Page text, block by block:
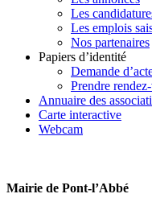
Les
Les emplois
Nos partenaires
Papiers d’identité
Demande
Prendre
Annuaire des
Carte interactive
Webcam
Mairie de Pont-l’Abbé